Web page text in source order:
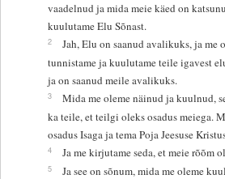
vaadelnud ja mida meie käed on
kuulutame Elu Sõnast.
2
Jah, Elu on saanud avalikuks, ja me
tunnistame ja kuulutame teile igavest
ja on saanud meile avalikuks.
3
Mida me oleme näinud ja kuulnud,
ka teile, et teilgi oleks osadus meiega.
osadus Isaga ja tema Poja Jeesuse
4 Ja me kirjutame seda, et meie rõõm
5
Ja see on sõnum, mida me oleme